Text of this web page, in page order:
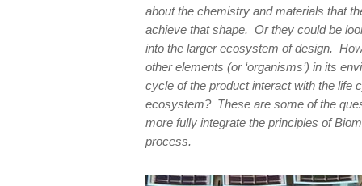
about the chemistry and materials that
achieve that shape. Or they could be
into the larger ecosystem of design.
other elements (or ‘organisms’) in its
cycle of the product interact with the life
ecosystem? These are some of the
more fully integrate the principles of
process.